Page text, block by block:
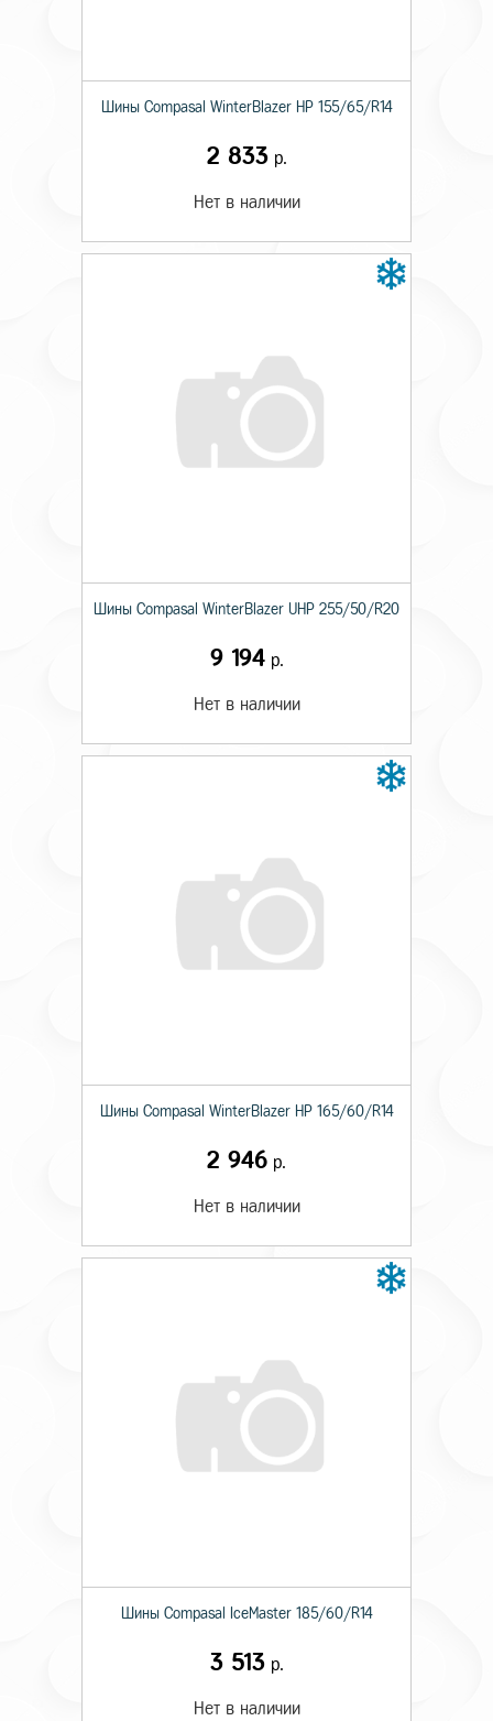
Шины Compasal WinterBlazer HP 155/65/R14
2 833р.
Нет в наличии
Шины Compasal WinterBlazer UHP 255/50/R20
9 194р.
Нет в наличии
Шины Compasal WinterBlazer HP 165/60/R14
2 946 р.
Нет в наличии
Шины Compasal IceMaster 185/60/R14
3 513р.
Нет в наличии